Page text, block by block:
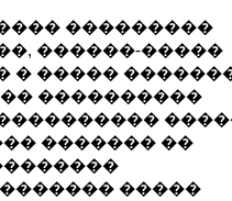
���������
������-�����
� �����
����������
������� ��
�����